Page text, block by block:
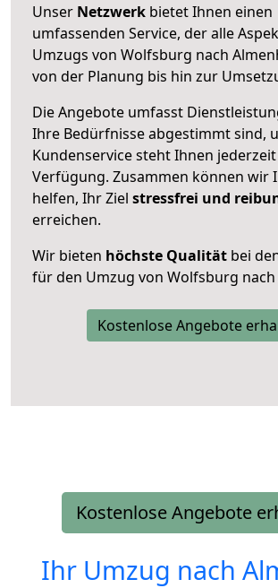
Unser Netzwerk bietet Ihnen einen
umfassenden Service, der alle
Umzugs von Wolfsburg nach
von der Planung bis hin zur
Die Angebote umfasst
Ihre Bedürfnisse abgestimmt sind,
Kundenservice steht Ihnen
Verfügung. Zusammen können wir
helfen, Ihr Ziel stressfrei und
erreichen.
Wir bieten höchste Qualität bei
für den Umzug von Wolfsburg
Kostenlose Angebote
Kostenlose Angebote
Ihr Umzug nach